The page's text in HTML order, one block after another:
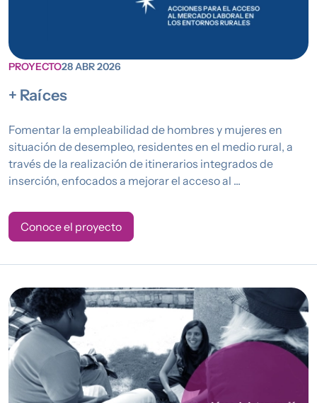
PROYECTO28 ABR 2026
+ Raíces
Fomentar la empleabilidad de hombres y mujeres en
situación de desempleo, residentes en el medio rural, a
través de la realización de itinerarios integrados de
inserción, enfocados a mejorar el acceso al ...
Conoce el proyecto